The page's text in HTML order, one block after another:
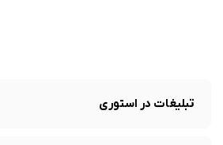
تبلیغات‌ در استوری